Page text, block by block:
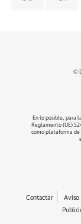
©
En lo posible, para
Reglamento (UE)
como plataforma de
Contactar Aviso